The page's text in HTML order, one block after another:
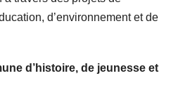
d’environnement et de
d’histoire, de jeunesse et